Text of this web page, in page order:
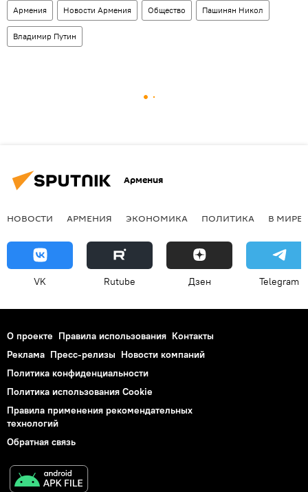
Армения Новости Армения Общество Пашинян Никол
Владимир Путин
Армения
НОВОСТИ АРМЕНИЯ ЭКОНОМИКА ПОЛИТИКА В МИРЕ
VK Rutube Дзен Telegram
О проекте Правила использования Контакты
Реклама Пресс-релизы Новости компаний
Политика конфиденциальности
Политика использования Cookie
Правила применения рекомендательных
технологий
Обратная связь